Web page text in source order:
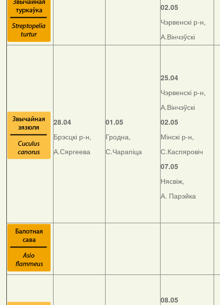
02.05
Чэрвенскі р-н,
А.Вінчэўскі
28.04
Брэсцкі р-н,
А.Сяргеева
01.05
Гродна,
С.Чарапіца
25.04
Чэрвенскі р-н,
А.Вінчэўскі
02.05
Мінскі р-н,
С.Каспяровіч
07.05
Нясвіж,
А. Парэйка
08.05